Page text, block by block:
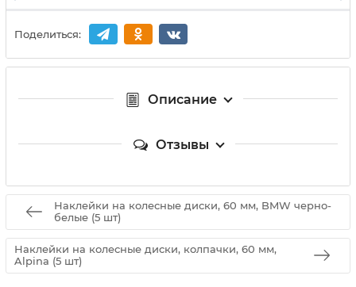
Поделиться:
Описание
Отзывы
Наклейки на колесные диски, 60 мм, BMW черно-
белые (5 шт)
Наклейки на колесные диски, колпачки, 60 мм,
Alpina (5 шт)